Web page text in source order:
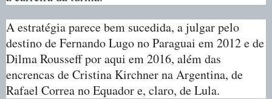
A estratégia parece bem sucedida, a julgar pelo
destino de Fernando Lugo no Paraguai em 2012 e de
Dilma Rousseff por aqui em 2016, além das
encrencas de Cristina Kirchner na Argentina, de
Rafael Correa no Equador e, claro, de Lula.